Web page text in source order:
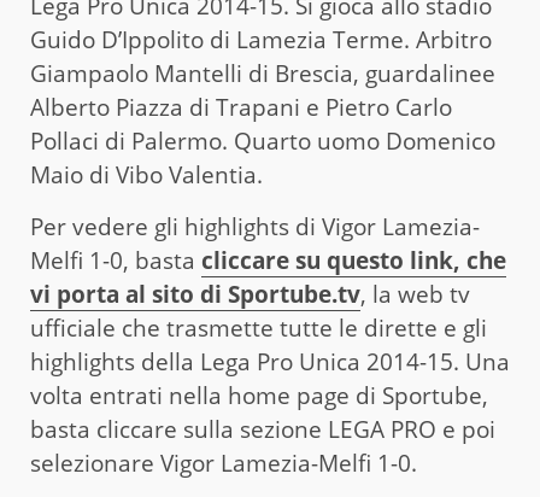
Guido D’Ippolito di Lamezia Terme. Arbitro
Giampaolo Mantelli di Brescia, guardalinee
Alberto Piazza di Trapani e Pietro Carlo
Pollaci di Palermo. Quarto uomo Domenico
Maio di Vibo Valentia.
Per vedere gli highlights di Vigor Lamezia-
Melfi 1-0, basta cliccare su questo link, che
vi porta al sito di Sportube.tv, la web tv
ufficiale che trasmette tutte le dirette e gli
highlights della Lega Pro Unica 2014-15. Una
volta entrati nella home page di Sportube,
basta cliccare sulla sezione LEGA PRO e poi
selezionare Vigor Lamezia-Melfi 1-0.